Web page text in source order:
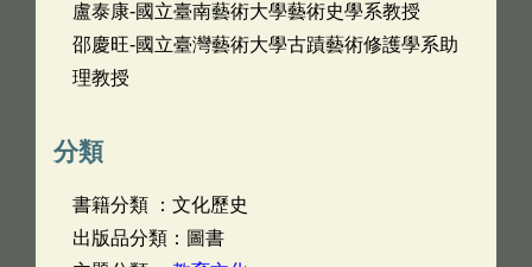
盧泰康-國立臺南藝術大學藝術史學系教授
邵慶旺-國立臺灣藝術大學古蹟藝術修護學系助
理教授
分類
書籍分類 ：文化歷史
出版品分類：圖書